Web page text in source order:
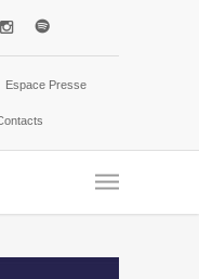
Espace Presse